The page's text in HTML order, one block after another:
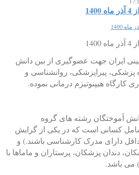
ایران جهت عضوگیری از بین دانش
پیراپزشکی، روانشناسی و
کارگاه هیپنوتیزم درمانی نموده.
آموختگان رشته های گروه
کسانی است که در یکی از گرایش
دارای مدرک کارشناسی باشند.) و
دندان پزشکان، پرستاران و ماماها با
می باشد.